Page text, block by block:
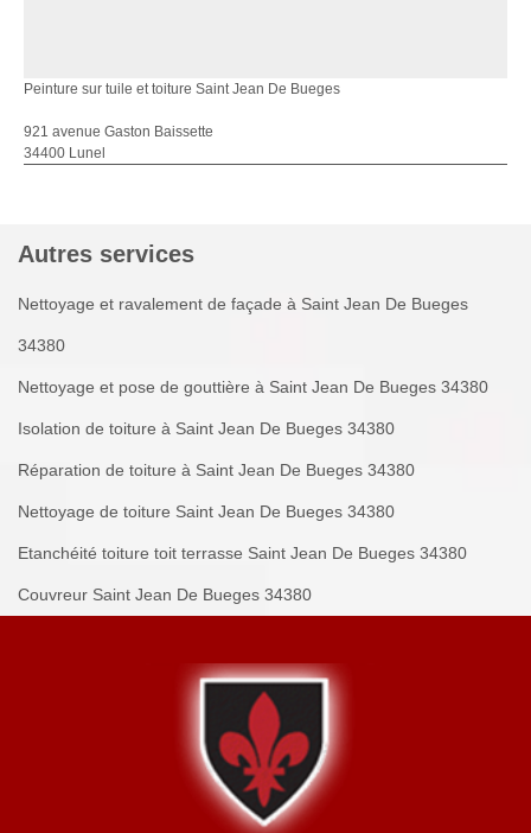
Peinture sur tuile et toiture Saint Jean De Bueges
921 avenue Gaston Baissette
34400 Lunel
Autres services
Nettoyage et ravalement de façade à Saint Jean De Bueges
34380
Nettoyage et pose de gouttière à Saint Jean De Bueges 34380
Isolation de toiture à Saint Jean De Bueges 34380
Réparation de toiture à Saint Jean De Bueges 34380
Nettoyage de toiture Saint Jean De Bueges 34380
Etanchéité toiture toit terrasse Saint Jean De Bueges 34380
Couvreur Saint Jean De Bueges 34380